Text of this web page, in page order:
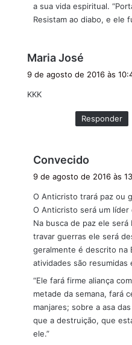
a sua vida espiritual.
Resistam ao diabo, e ele
Maria José
e
:
9 de agosto de 2016 às
KKK
Responder
Convecido
s
e
:
9 de agosto de 2016 às
O Anticristo trará paz ou
O Anticristo será um líder
Na busca de paz ele
travar guerras ele será
geralmente é descrito na
atividades são resumidas
“Ele fará firme aliança
metade da semana, fará
manjares; sobre a asa
que a destruição, que
ele.”